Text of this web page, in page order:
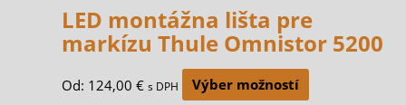
LED montážna lišta pre
markízu Thule Omnistor 5200
Od: 124,00 € s DPH Výber možností